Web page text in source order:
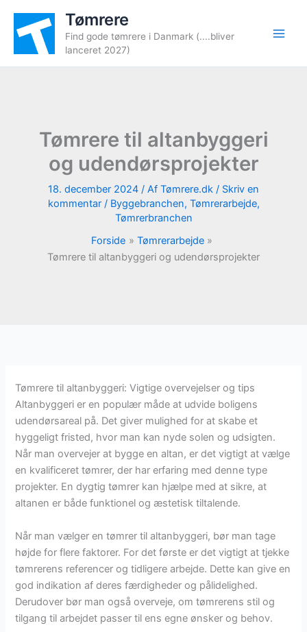
indholdet
Tømrere
Find gode tømrere i Danmark (....bliver
lanceret 2027)
Tømrere til altanbyggeri
og udendørsprojekter
18. december 2024 / Af Tømrere.dk / Skriv en
kommentar / Byggebranchen, Tømrerarbejde,
Tømrerbranchen
Forside
Tømrerarbejde
Tømrere til altanbyggeri og udendørsprojekter
Tømrere til altanbyggeri: Vigtige overvejelser og tips
Altanbyggeri er en populær måde at udvide boligens
udendørsareal på. Det giver mulighed for at skabe et
hyggeligt fristed, hvor man kan nyde solen og udsigten.
Når man overvejer at bygge en altan, er det vigtigt at vælge
en kvalificeret tømrer, der har erfaring med denne type
projekter. En dygtig tømrer kan hjælpe med at sikre, at
altanen er både funktionel og æstetisk tiltalende.
Når man vælger en tømrer til altanbyggeri, bør man tage
højde for flere faktorer. For det første er det vigtigt at tjekke
tømrerens referencer og tidligere arbejde. Dette kan give en
god indikation af deres færdigheder og pålidelighed.
Derudover bør man også overveje, om tømrerens stil og
tilgang til arbejdet passer til ens egne ønsker og behov.